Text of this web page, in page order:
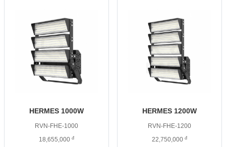
HERMES 1000W
RVN-FHE-1000
18,655,000 đ
HERMES 1200W
RVN-FHE-1200
22,750,000 đ